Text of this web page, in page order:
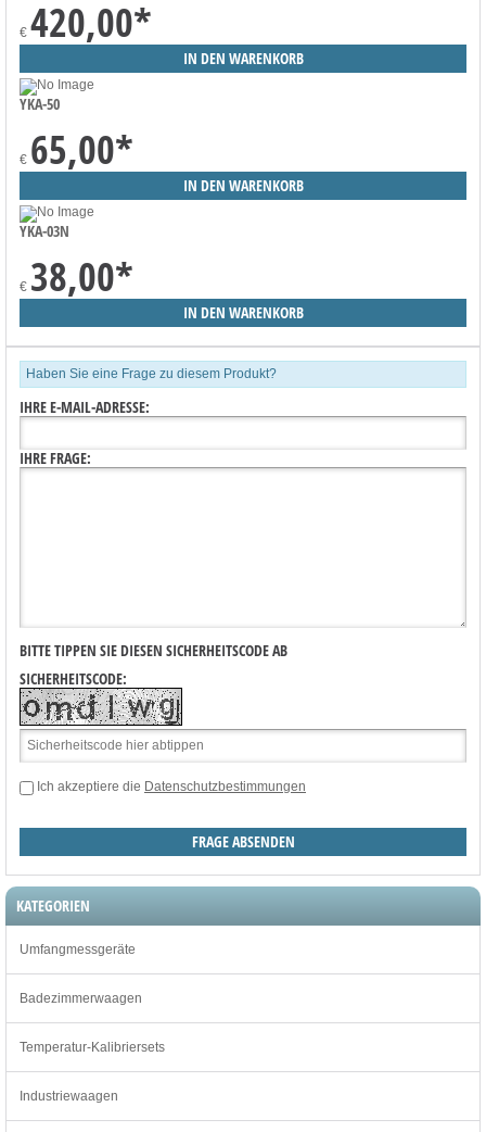
€ 420,00*
YKA-50
€ 65,00*
YKA-03N
€ 38,00*
Haben Sie eine Frage zu diesem Produkt?
IHRE E-MAIL-ADRESSE:
IHRE FRAGE:
BITTE TIPPEN SIE DIESEN SICHERHEITSCODE AB
SICHERHEITSCODE:
Ich akzeptiere die Datenschutzbestimmungen
KATEGORIEN
Umfangmessgeräte
Badezimmerwaagen
Temperatur-Kalibriersets
Industriewaagen